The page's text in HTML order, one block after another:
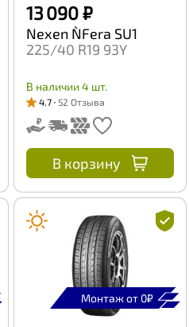
13 090 ₽
Nexen N`Fera SU1
225/40 R19 93Y
В наличии 4 шт.
4.7 52 Отзыва
В корзину
Монтаж от 0₽